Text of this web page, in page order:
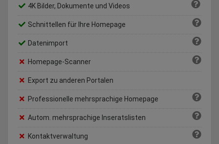
4K Bilder, Dokumente und Videos
Schnittellen für Ihre Homepage
Datenimport
Homepage-Scanner
Export zu anderen Portalen
Professionelle mehrsprachige Homepage
Autom. mehrsprachige Inseratslisten
Kontaktverwaltung